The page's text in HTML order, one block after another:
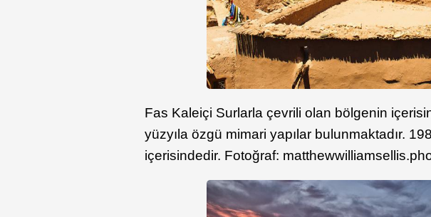
Fas Kaleiçi Surlarla çevrili olan bölgenin
yüzyıla özgü mimari yapılar bulunmaktadır.
içerisindedir. Fotoğraf: